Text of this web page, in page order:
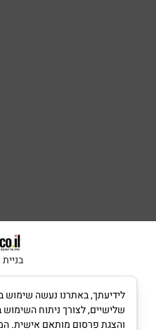
שלישיים, לצורך ניתוח
והצגת פרסום מותאם אישית.